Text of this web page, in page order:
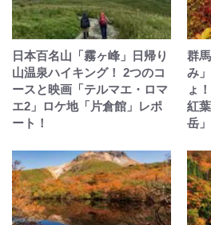
日本百名山「霧ヶ峰」日帰り
山温泉ハイキング！ 2つのコ
ースと映画「テルマエ・ロマ
エ2」ロケ地「片倉館」レポ
ート！
群
み
ょ
紅
岳